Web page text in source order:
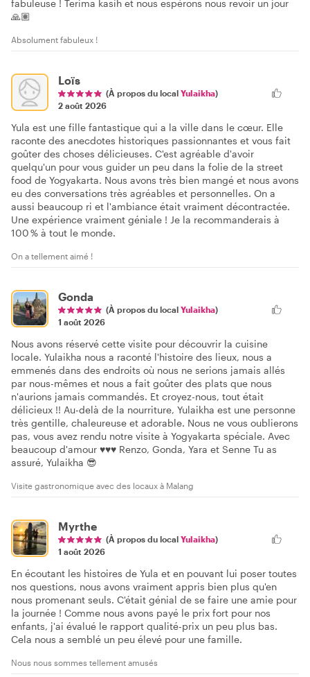
fabuleuse ! Terima kasih et nous espérons nous revoir un jour
🙏🏽
Absolument fabuleux !
Loïs
(À propos du local Yulaikha)
2 août 2026
Yula est une fille fantastique qui a la ville dans le cœur. Elle
raconte des anecdotes historiques passionnantes et vous fait
goûter des choses délicieuses. C'est agréable d'avoir
quelqu'un pour vous guider un peu dans la folie de la street
food de Yogyakarta. Nous avons très bien mangé et nous avons
eu des conversations très agréables et personnelles. On a
aussi beaucoup ri et l'ambiance était vraiment décontractée.
Une expérience vraiment géniale ! Je la recommanderais à
100 % à tout le monde.
On a tellement aimé !
Gonda
(À propos du local Yulaikha)
1 août 2026
Nous avons réservé cette visite pour découvrir la cuisine
locale. Yulaikha nous a raconté l'histoire des lieux, nous a
emmenés dans des endroits où nous ne serions jamais allés
par nous-mêmes et nous a fait goûter des plats que nous
n'aurions jamais commandés. Et croyez-nous, tout était
délicieux !! Au-delà de la nourriture, Yulaikha est une personne
très gentille, chaleureuse et adorable. Nous ne vous oublierons
pas, vous avez rendu notre visite à Yogyakarta spéciale. Avec
beaucoup d'amour ♥️♥️♥️ Renzo, Gonda, Yara et Senne Tu as
assuré, Yulaikha 😎
Visite gastronomique avec des locaux à Malang
Myrthe
(À propos du local Yulaikha)
1 août 2026
En écoutant les histoires de Yula et en pouvant lui poser toutes
nos questions, nous avons vraiment appris bien plus qu'en
nous promenant seuls. C'était génial de se faire une amie pour
la journée ! Comme nous avons payé le prix fort pour nos
enfants, j'ai évalué le rapport qualité-prix un peu plus bas.
Cela nous a semblé un peu élevé pour une famille.
Nous nous sommes tellement amusés